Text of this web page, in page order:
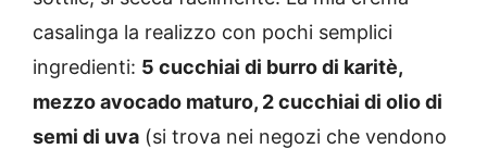
casalinga la realizzo con pochi semplici
ingredienti: 5 cucchiai di burro di karitè,
mezzo avocado maturo, 2 cucchiai di olio di
semi di uva (si trova nei negozi che vendono